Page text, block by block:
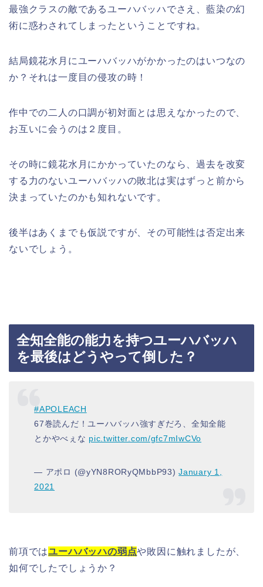
最強クラスの敵であるユーハバッハでさえ、藍染の幻
術に惑わされてしまったということですね。
結局鏡花水月にユーハバッハがかかったのはいつなの
か？それは一度目の侵攻の時！
作中での二人の口調が初対面とは思えなかったので、
お互いに会うのは２度目。
その時に鏡花水月にかかっていたのなら、過去を改変
する力のないユーハバッハの敗北は実はずっと前から
決まっていたのかも知れないです。
後半はあくまでも仮説ですが、その可能性は否定出来
ないでしょう。
全知全能の能力を持つユーハバッハ
を最後はどうやって倒した？
#APOLEACH
67巻読んだ！ユーハバッハ強すぎだろ、全知全能
とかやべぇな pic.twitter.com/gfc7mIwCVo
— アポロ (@yYN8RORyQMbbP93)January 1,
2021
前項ではユーハバッハの弱点や敗因に触れましたが、
如何でしたでしょうか？